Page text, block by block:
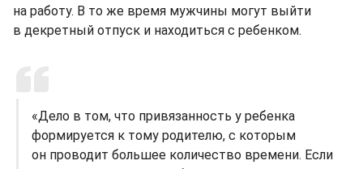
на работу. В то же время мужчины могут выйти
в декретный отпуск и находиться с ребенком.
«Дело в том, что привязанность у ребенка
формируется к тому родителю, с которым
он проводит большее количество времени. Если